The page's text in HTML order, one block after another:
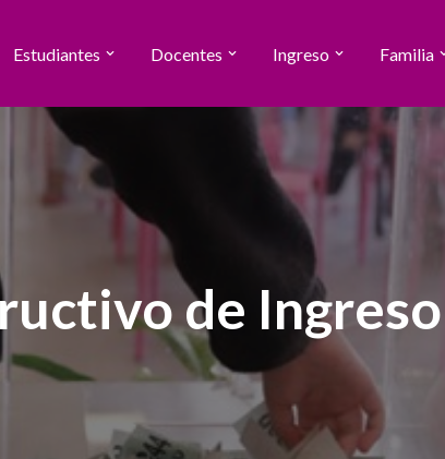
Estudiantes Docentes Ingreso Familia
de Ingreso